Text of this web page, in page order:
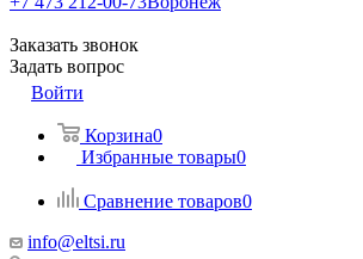
Заказать звонок
Задать вопрос
Войти
Корзина0
Избранные товары0
Сравнение товаров0
info@eltsi.ru